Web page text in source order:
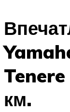
км.